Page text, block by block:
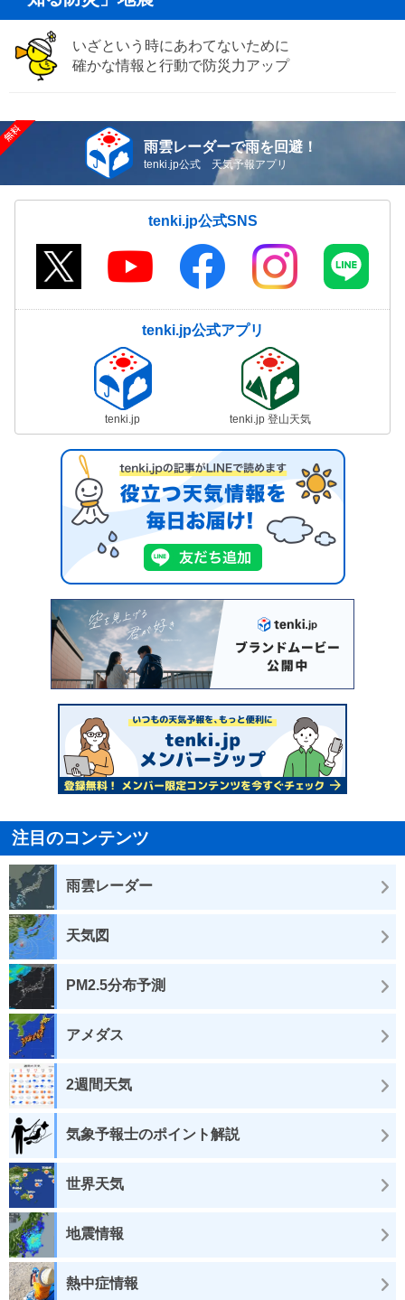
いざという時にあわてないために
確かな情報と行動で防災力アップ
雨雲レーダーで雨を回避！
tenki.jp公式 天気予報アプリ
tenki.jp公式SNS
tenki.jp公式アプリ
tenki.jp tenki.jp 登山天気
注目のコンテンツ
雨雲レーダー
天気図
PM2.5分布予測
アメダス
2週間天気
気象予報士のポイント解説
世界天気
地震情報
熱中症情報